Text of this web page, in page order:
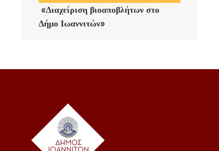
«Διαχείριση βιοαποβλήτων στο
Δήμο Ιωαννιτών»